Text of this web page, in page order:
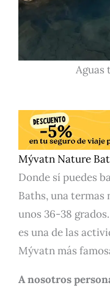
Aguas
Mývatn Nature
Donde sí puedes
Baths, una termas
unos 36-38
es una de las
Mývatn más
A nosotros